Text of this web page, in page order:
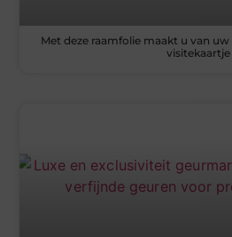
Met deze raamfolie maakt u van
visitekaartje